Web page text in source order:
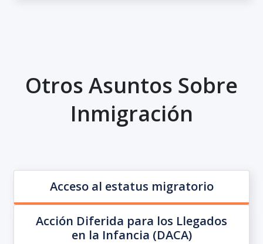
Otros Asuntos Sobre
Inmigración
Acceso al estatus migratorio
Acción Diferida para los Llegados
en la Infancia (DACA)